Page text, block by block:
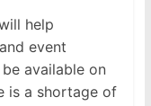
help
event
available on
is a shortage of